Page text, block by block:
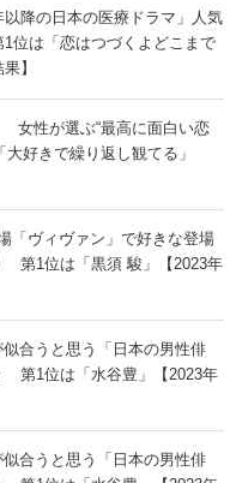
以降の日本の医療ドラマ」人気
位は「恋はつづくよどこまで
】
女性が選ぶ“最高に面白い恋
好きで繰り返し観てる」
「ヴィヴァン」で好きな登場
第1位は「黒須 駿」【2023年
似合うと思う「日本の男性俳
第1位は「水谷豊」【2023年
似合うと思う「日本の男性俳